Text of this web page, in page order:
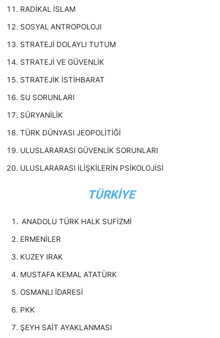
RADİKAL İSLAM
SOSYAL ANTROPOLOJI
STRATEJİ DOLAYLI TUTUM
STRATEJİ VE GÜVENLİK
STRATEJİK İSTİHBARAT
SU SORUNLARI
SÜRYANİLİK
TÜRK DÜNYASI JEOPOLİTİĞİ
ULUSLARARASI GÜVENLİK SORUNLARI
ULUSLARARASI İLİŞKİLERİN PSİKOLOJİSİ
TÜRKİYE
ANADOLU TÜRK HALK SUFİZMİ
ERMENİLER
KUZEY IRAK
MUSTAFA KEMAL ATATÜRK
OSMANLI İDARESİ
PKK
ŞEYH SAİT AYAKLANMASI